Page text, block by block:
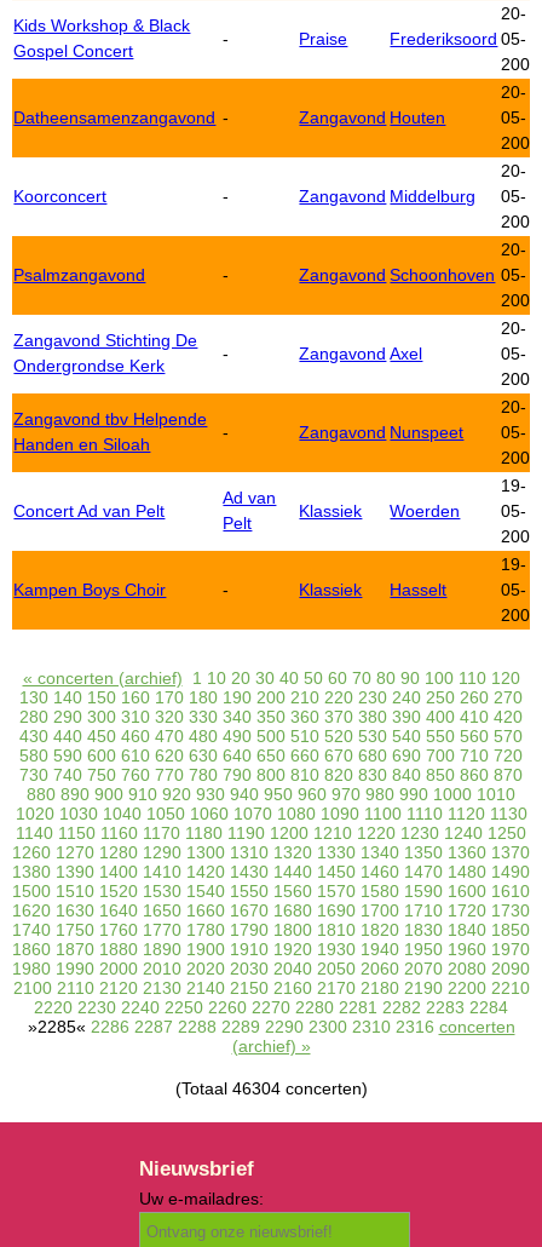
Kids Workshop & Black
Gospel Concert
- Praise Frederiksoord
20-
05-
2006
Datheensamenzangavond - Zangavond Houten
20-
05-
2006
Koorconcert - Zangavond Middelburg
20-
05-
2006
Psalmzangavond - Zangavond Schoonhoven
20-
05-
2006
Zangavond Stichting De
Ondergrondse Kerk
- Zangavond Axel
20-
05-
2006
Zangavond tbv Helpende
Handen en Siloah
- Zangavond Nunspeet
20-
05-
2006
Concert Ad van Pelt
Ad van
Pelt
Klassiek Woerden
19-
05-
2006
Kampen Boys Choir - Klassiek Hasselt
19-
05-
2006
« concerten (archief) 1 10 20 30 40 50 60 70 80 90 100 110 120
130 140 150 160 170 180 190 200 210 220 230 240 250 260 270
280 290 300 310 320 330 340 350 360 370 380 390 400 410 420
430 440 450 460 470 480 490 500 510 520 530 540 550 560 570
580 590 600 610 620 630 640 650 660 670 680 690 700 710 720
730 740 750 760 770 780 790 800 810 820 830 840 850 860 870
880 890 900 910 920 930 940 950 960 970 980 990 1000 1010
1020 1030 1040 1050 1060 1070 1080 1090 1100 1110 1120 1130
1140 1150 1160 1170 1180 1190 1200 1210 1220 1230 1240 1250
1260 1270 1280 1290 1300 1310 1320 1330 1340 1350 1360 1370
1380 1390 1400 1410 1420 1430 1440 1450 1460 1470 1480 1490
1500 1510 1520 1530 1540 1550 1560 1570 1580 1590 1600 1610
1620 1630 1640 1650 1660 1670 1680 1690 1700 1710 1720 1730
1740 1750 1760 1770 1780 1790 1800 1810 1820 1830 1840 1850
1860 1870 1880 1890 1900 1910 1920 1930 1940 1950 1960 1970
1980 1990 2000 2010 2020 2030 2040 2050 2060 2070 2080 2090
2100 2110 2120 2130 2140 2150 2160 2170 2180 2190 2200 2210
2220 2230 2240 2250 2260 2270 2280 2281 2282 2283 2284
»2285« 2286 2287 2288 2289 2290 2300 2310 2316 concerten
(archief) »
(Totaal 46304 concerten)
Nieuwsbrief
Uw e-mailadres: